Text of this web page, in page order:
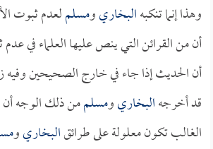
وهذا إنما تنكبهالبخاريومسلملعدم ثبوت
أن من القرائن التي ينص عليها العلماء في
أن الحديث إذا جاء في خارج الصحيحين
قد أخرجهالبخاريومسلممن ذلك الوجه أن
الغالب تكون معلولة على طرائقالبخاريو